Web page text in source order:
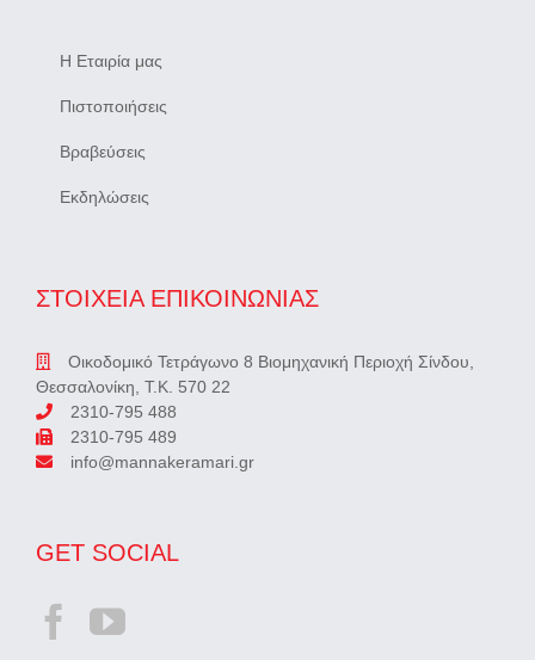
Η Εταιρία μας
Πιστοποιήσεις
Βραβεύσεις
Εκδηλώσεις
ΣΤΟΙΧΕΙΑ ΕΠΙΚΟΙΝΩΝΙΑΣ
Οικοδομικό Τετράγωνο 8 Βιομηχανική Περιοχή Σίνδου,
Θεσσαλονίκη, Τ.Κ. 570 22
2310-795 488
2310-795 489
info@mannakeramari.gr
GET SOCIAL